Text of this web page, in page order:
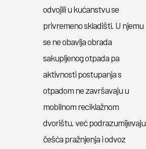
odvojili u kućanstvu se
privremeno skladišti. U njemu
se ne obavlja obrada
sakupljenog otpada pa
aktivnosti postupanja s
otpadom ne završavaju u
mobilnom reciklažnom
dvorištu, već podrazumijevaju
češća pražnjenja i odvoz